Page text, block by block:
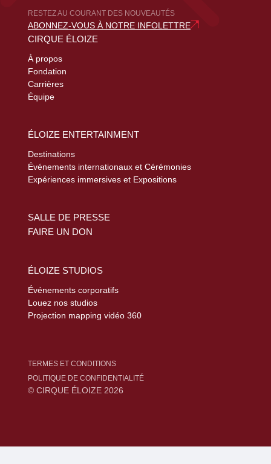
RESTEZ AU COURANT DES NOUVEAUTÉS
ABONNEZ-VOUS À NOTRE INFOLETTRE
CIRQUE ÉLOIZE
À propos
Fondation
Carrières
Équipe
ÉLOIZE ENTERTAINMENT
Destinations
Événements internationaux et Cérémonies
Expériences immersives et Expositions
SALLE DE PRESSE
FAIRE UN DON
ÉLOIZE STUDIOS
Événements corporatifs
Louez nos studios
Projection mapping vidéo 360
© CIRQUE ÉLOIZE 2026
TERMES ET CONDITIONS
POLITIQUE DE CONFIDENTIALITÉ